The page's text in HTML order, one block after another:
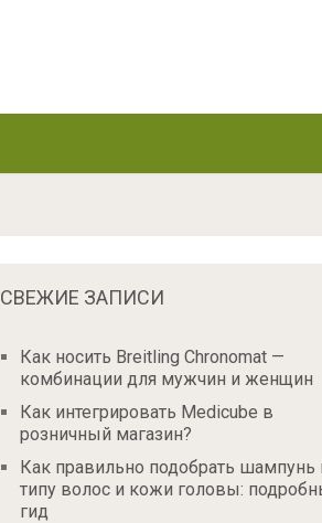
СВЕЖИЕ ЗАПИСИ
Как носить Breitling Chronomat —
комбинации для мужчин и женщин
Как интегрировать Medicube в
розничный магазин?
Как правильно подобрать шампунь
типу волос и кожи головы:
гид